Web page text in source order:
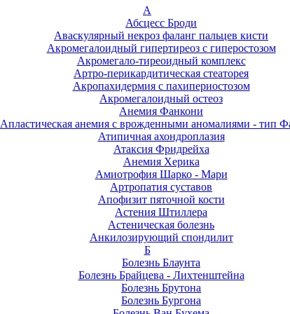
А
Абсцесс Броди
Аваскулярный некроз фаланг пальцев кисти
Акромегалоидный гипертиреоз с гиперостозом
Акромегало-тиреоидный комплекс
Артро-перикардитическая стеаторея
Акропахидермия с пахипериостозом
Акромегалоидный остеоз
Анемия Фанкони
Апластическая анемия с врожденными аномалиями - тип
Атипичная ахондроплазия
Атаксия Фридрейха
Анемия Херика
Амиотрофия Шарко - Мари
Артропатия суставов
Апофизит пяточной кости
Астения Штиллера
Астеническая болезнь
Анкилозирующий спондилит
Б
Болезнь Блаунта
Болезнь Брайцева - Лихтенштейна
Болезнь Брутона
Болезнь Бургона